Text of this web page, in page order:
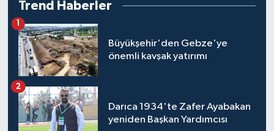
Trend Haberler
Büyükşehir'den Gebze'ye
önemli kavşak yatırımı
1
Darıca 1934'te Zafer Ayabakan
yeniden Başkan Yardımcısı
2